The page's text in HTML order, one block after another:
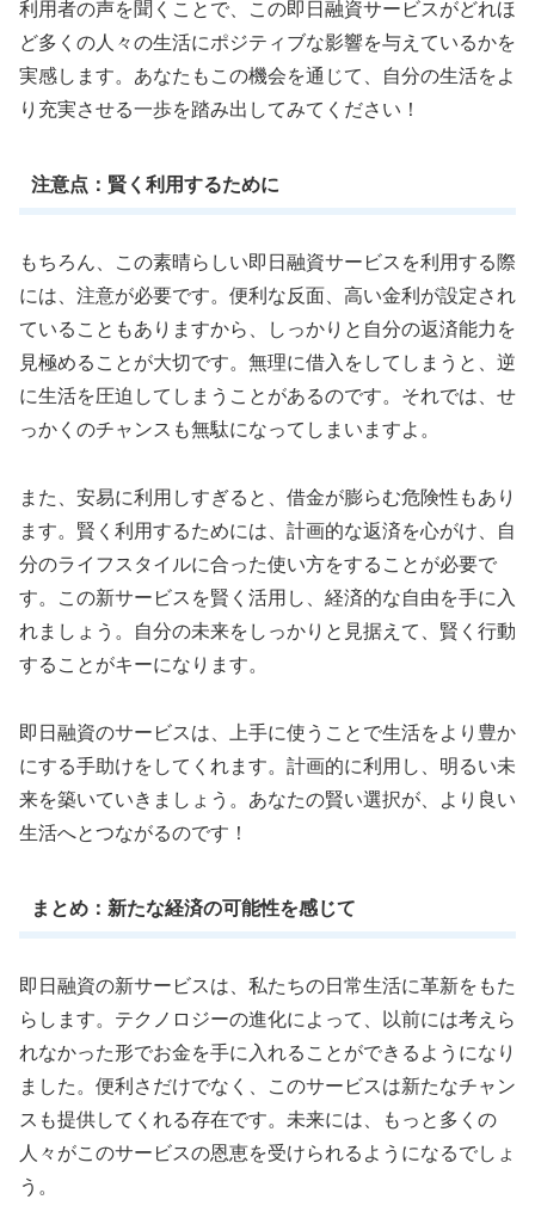
利用者の声を聞くことで、この即日融資サービスがどれほ
ど多くの人々の生活にポジティブな影響を与えているかを
実感します。あなたもこの機会を通じて、自分の生活をよ
り充実させる一歩を踏み出してみてください！
注意点：賢く利用するために
もちろん、この素晴らしい即日融資サービスを利用する際
には、注意が必要です。便利な反面、高い金利が設定され
ていることもありますから、しっかりと自分の返済能力を
見極めることが大切です。無理に借入をしてしまうと、逆
に生活を圧迫してしまうことがあるのです。それでは、せ
っかくのチャンスも無駄になってしまいますよ。
また、安易に利用しすぎると、借金が膨らむ危険性もあり
ます。賢く利用するためには、計画的な返済を心がけ、自
分のライフスタイルに合った使い方をすることが必要で
す。この新サービスを賢く活用し、経済的な自由を手に入
れましょう。自分の未来をしっかりと見据えて、賢く行動
することがキーになります。
即日融資のサービスは、上手に使うことで生活をより豊か
にする手助けをしてくれます。計画的に利用し、明るい未
来を築いていきましょう。あなたの賢い選択が、より良い
生活へとつながるのです！
まとめ：新たな経済の可能性を感じて
即日融資の新サービスは、私たちの日常生活に革新をもた
らします。テクノロジーの進化によって、以前には考えら
れなかった形でお金を手に入れることができるようになり
ました。便利さだけでなく、このサービスは新たなチャン
スも提供してくれる存在です。未来には、もっと多くの
人々がこのサービスの恩恵を受けられるようになるでしょ
う。